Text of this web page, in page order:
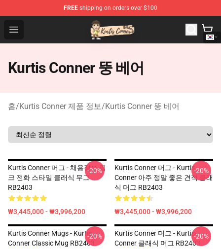
FREE shipping on orders over $100
Open menu
Kurtis Conner Store - Official Kurtis Conner Merchandise
Kurtis Conner 뚱 베어
홈/Kurtis Conner 제품 정보/Kurtis Conner 뚱 베어
Kurtis Conner 머그 - 채용정보 핑
크 전화 스타일 클래식 무그
RB2403
₩3,445,000 - ₩3,996,200
-20%
Kurtis Conner 머그 - Kurtis
Conner 아주 정말 좋은 견적 클래
식 머그 RB2403
₩3,445,000 - ₩3,996,200
-20%
Kurtis Conner Mugs - Kurtis
Conner Classic Mug RB2403
-20%
Kurtis Conner 머그 - Kurtis
Conner 클래식 머그 RB2403
-20%